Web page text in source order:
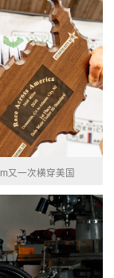
又一次横穿美国